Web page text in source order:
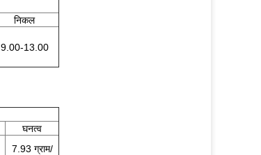
निकल
9.00-13.00
घनत्व
7.93 ग्राम/